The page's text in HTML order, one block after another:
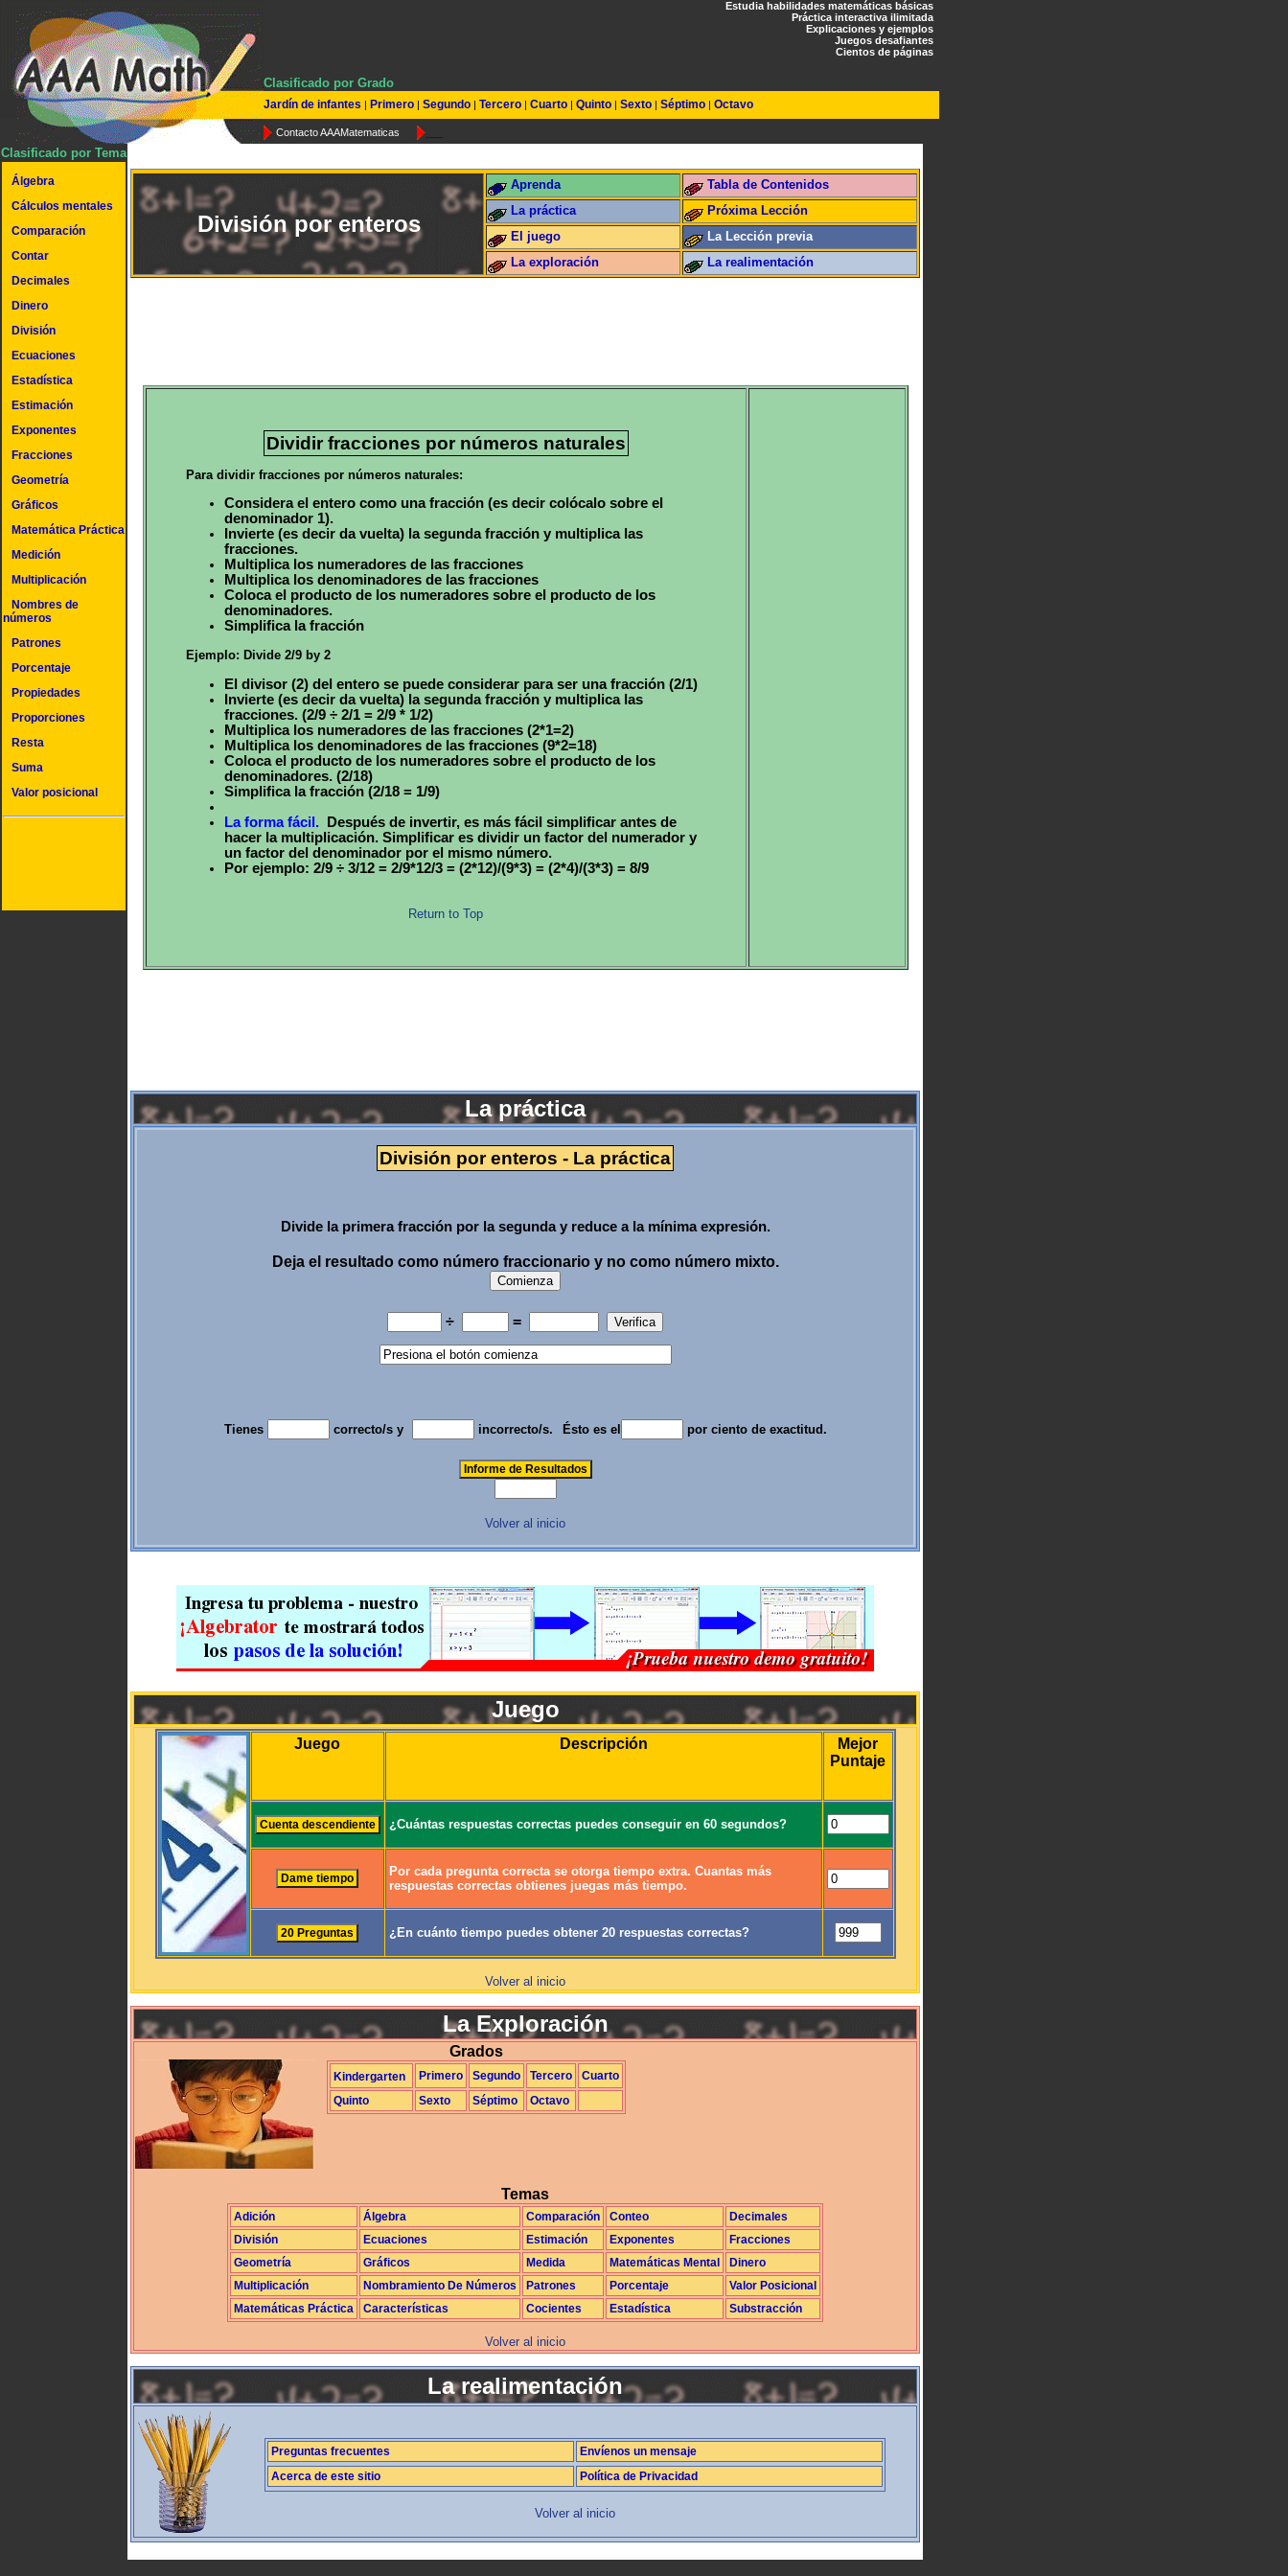
Clasificado por Grado
Estudia habilidades matemáticas básicas
Práctica interactiva ilimitada
Explicaciones y ejemplos
Juegos desafiantes
Cientos de páginas
Jardín de infantes | Primero | Segundo | Tercero | Cuarto | Quinto | Sexto | Séptimo | Octavo
Contacto AAAMatematicas
Clasificado por Tema
Álgebra
Cálculos mentales
Comparación
Contar
Decimales
Dinero
División
Ecuaciones
Estadística
Estimación
Exponentes
Fracciones
Geometría
Gráficos
Matemática Práctica
Medición
Multiplicación
Nombres de
números
Patrones
Porcentaje
Propiedades
Proporciones
Resta
Suma
Valor posicional
División por enteros
Aprenda
Tabla de Contenidos
La práctica
Próxima Lección
El juego
La Lección previa
La exploración
La realimentación
Dividir fracciones por números naturales
Para dividir fracciones por números naturales:
Considera el entero como una fracción (es decir colócalo sobre el
denominador 1).
Invierte (es decir da vuelta) la segunda fracción y multiplica las
fracciones.
Multiplica los numeradores de las fracciones
Multiplica los denominadores de las fracciones
Coloca el producto de los numeradores sobre el producto de los
denominadores.
Simplifica la fracción
Ejemplo: Divide 2/9 by 2
El divisor (2) del entero se puede considerar para ser una fracción (2/1)
Invierte (es decir da vuelta) la segunda fracción y multiplica las
fracciones. (2/9 ÷ 2/1 = 2/9 * 1/2)
Multiplica los numeradores de las fracciones (2*1=2)
Multiplica los denominadores de las fracciones (9*2=18)
Coloca el producto de los numeradores sobre el producto de los
denominadores. (2/18)
Simplifica la fracción (2/18 = 1/9)
La forma fácil.Después de invertir, es más fácil simplificar antes de
hacer la multiplicación. Simplificar es dividir un factor del numerador y
un factor del denominador por el mismo número.
Por ejemplo: 2/9 ÷ 3/12 = 2/9*12/3 = (2*12)/(9*3) = (2*4)/(3*3) = 8/9
Return to Top
La práctica
División por enteros - La práctica
Divide la primera fracción por la segunda y reduce a la mínima expresión.
Deja el resultado como número fraccionario y no como número mixto.
÷ =
Tienes correcto/s y incorrecto/s. Ésto es el por ciento de exactitud.
Volver al inicio
Juego
Juego Descripción
Mejor
Puntaje
¿Cuántas respuestas correctas puedes conseguir en 60 segundos?
Por cada pregunta correcta se otorga tiempo extra. Cuantas más
respuestas correctas obtienes juegas más tiempo.
¿En cuánto tiempo puedes obtener 20 respuestas correctas?
Volver al inicio
La Exploración
Grados
Kindergarten Primero Segundo Tercero
Cuarto
Quinto
Sexto Séptimo Octavo
Temas
Adición Álgebra Comparación Conteo
Decimales
División
Ecuaciones Estimación Exponentes
Fracciones
Geometría
Gráficos Medida Matemáticas Mental
Dinero
Multiplicación
Nombramiento De Números Patrones Porcentaje
Valor Posicional
Matemáticas Práctica
Características Cocientes Estadística Substracción
Volver al inicio
La realimentación
Preguntas frecuentes
Envíenos un mensaje
Acerca de este sitio
Política de Privacidad
Volver al inicio